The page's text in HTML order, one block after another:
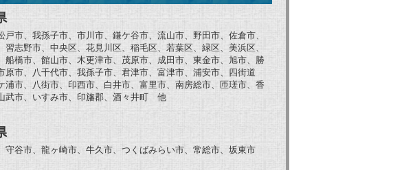
戸市、我孫子市、市川市、鎌ケ谷市、流山市、野田市、佐倉市、
習志野市、中央区、花見川区、稲毛区、若葉区、緑区、美浜区、
船橋市、館山市、木更津市、茂原市、成田市、東金市、旭市、勝
原市、八千代市、我孫子市、君津市、富津市、浦安市、四街道
浦市、八街市、印西市、白井市、富里市、南房総市、匝瑳市、香
武市、いすみ市、印旛郡、酒々井町 他
守谷市、龍ヶ崎市、牛久市、つくばみらい市、常総市、坂東市